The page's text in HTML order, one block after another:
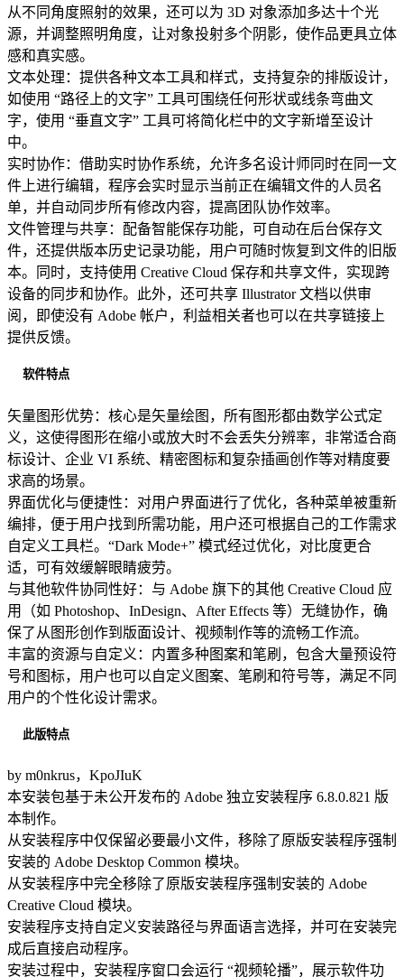
从不同角度照射的效果，还可以为 3D 对象添加多达十个光
源，并调整照明角度，让对象投射多个阴影，使作品更具立体
感和真实感。
文本处理：提供各种文本工具和样式，支持复杂的排版设计，
如使用 “路径上的文字” 工具可围绕任何形状或线条弯曲文
字，使用 “垂直文字” 工具可将简化栏中的文字新增至设计
中。
实时协作：借助实时协作系统，允许多名设计师同时在同一文
件上进行编辑，程序会实时显示当前正在编辑文件的人员名
单，并自动同步所有修改内容，提高团队协作效率。
文件管理与共享：配备智能保存功能，可自动在后台保存文
件，还提供版本历史记录功能，用户可随时恢复到文件的旧版
本。同时，支持使用 Creative Cloud 保存和共享文件，实现跨
设备的同步和协作。此外，还可共享 Illustrator 文档以供审
阅，即使没有 Adobe 帐户，利益相关者也可以在共享链接上
提供反馈。
软件特点
矢量图形优势：核心是矢量绘图，所有图形都由数学公式定
义，这使得图形在缩小或放大时不会丢失分辨率，非常适合商
标设计、企业 VI 系统、精密图标和复杂插画创作等对精度要
求高的场景。
界面优化与便捷性：对用户界面进行了优化，各种菜单被重新
编排，便于用户找到所需功能，用户还可根据自己的工作需求
自定义工具栏。“Dark Mode+” 模式经过优化，对比度更合
适，可有效缓解眼睛疲劳。
与其他软件协同性好：与 Adobe 旗下的其他 Creative Cloud 应
用（如 Photoshop、InDesign、After Effects 等）无缝协作，确
保了从图形创作到版面设计、视频制作等的流畅工作流。
丰富的资源与自定义：内置多种图案和笔刷，包含大量预设符
号和图标，用户也可以自定义图案、笔刷和符号等，满足不同
用户的个性化设计需求。
此版特点
by m0nkrus，KpoJIuK
本安装包基于未公开发布的 Adobe 独立安装程序 6.8.0.821 版
本制作。
从安装程序中仅保留必要最小文件，移除了原版安装程序强制
安装的 Adobe Desktop Common 模块。
从安装程序中完全移除了原版安装程序强制安装的 Adobe
Creative Cloud 模块。
安装程序支持自定义安装路径与界面语言选择，并可在安装完
成后直接启动程序。
安装过程中，安装程序窗口会运行 “视频轮播”，展示软件功